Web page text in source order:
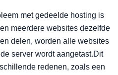
met gedeelde hosting is
meerdere websites dezelfde
delen, worden alle websites
server wordt aangetast.Dit
redenen, zoals een